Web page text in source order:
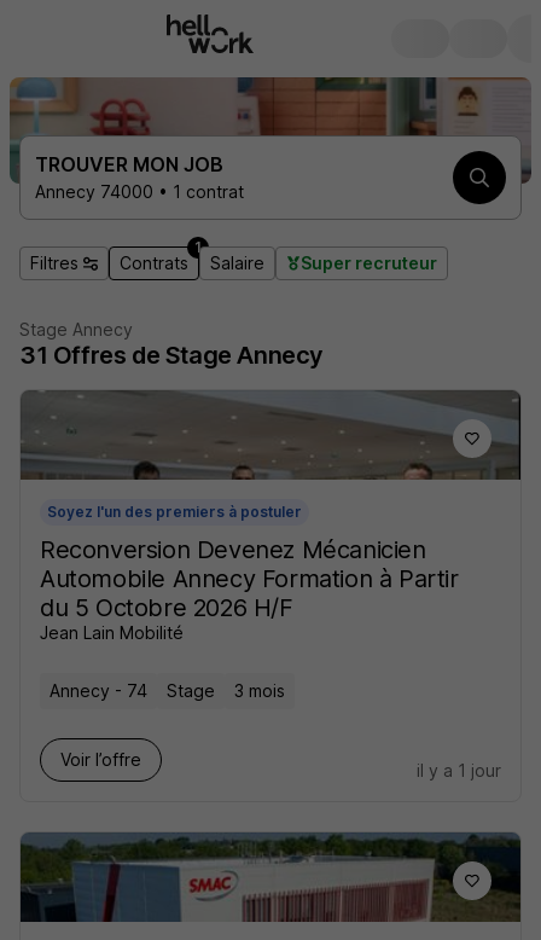
TROUVER MON JOB
Annecy 74000 • 1 contrat
Filtres Contrats
1
Salaire Super recruteur
Stage Annecy
31 Offres de Stage Annecy
Soyez l'un des premiers à postuler
Reconversion Devenez Mécanicien
Automobile Annecy Formation à Partir
du 5 Octobre 2026 H/F
Jean Lain Mobilité
Annecy - 74 Stage 3 mois
Voir l’offre
il y a 1 jour